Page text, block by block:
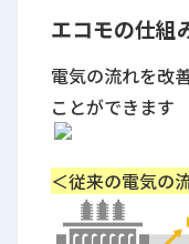
エコモの仕組
電気の流れを改
ことができます
＜従来の電気の